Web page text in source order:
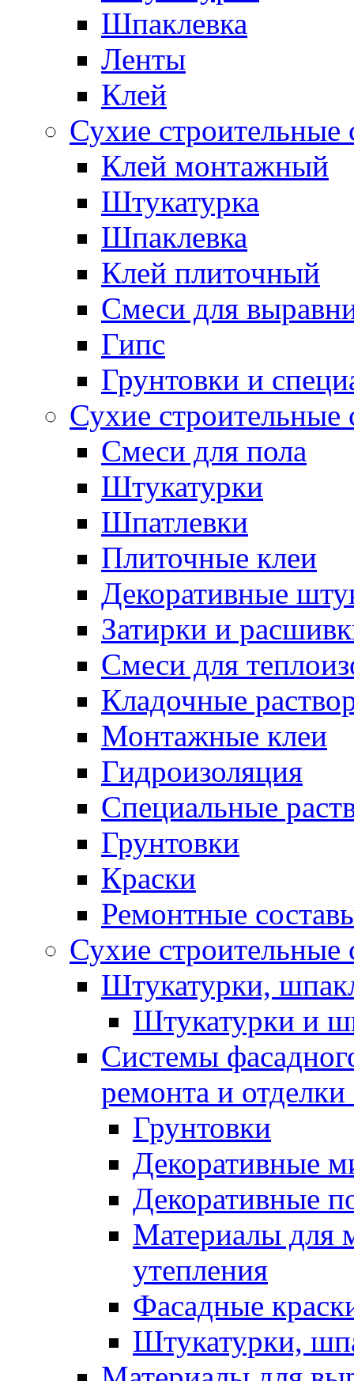
Шпаклевка
Ленты
Клей
Сухие
Клей монтажный
Штукатурка
Шпаклевка
Клей плиточный
Смеси для
Гипс
Грунтовки и
Сухие
Смеси для пола
Штукатурки
Шпатлевки
Плиточные клеи
Декоративные
Затирки и
Смеси для
Кладочные
Монтажные клеи
Гидроизоляция
Специальные
Грунтовки
Краски
Ремонтные
Сухие
Штукатурки,
Штукатурки и
Системы
ремонта и отделки
Грунтовки
Декоративные
Декоративные
Материалы для
утепления
Фасадные
Штукатурки,